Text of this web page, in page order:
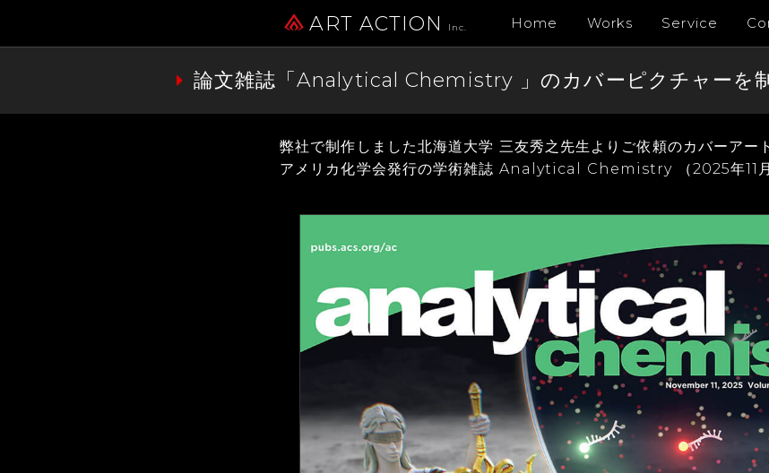
ART ACTION Inc. Home Works Service
論文雑誌「Analytical Chemistry 」のカバーピクチャーを制
弊社で制作しました北海道大学 三友秀之先生よりご依頼のカバーアー
アメリカ化学会発行の学術雑誌 Analytical Chemistry （2025年11月